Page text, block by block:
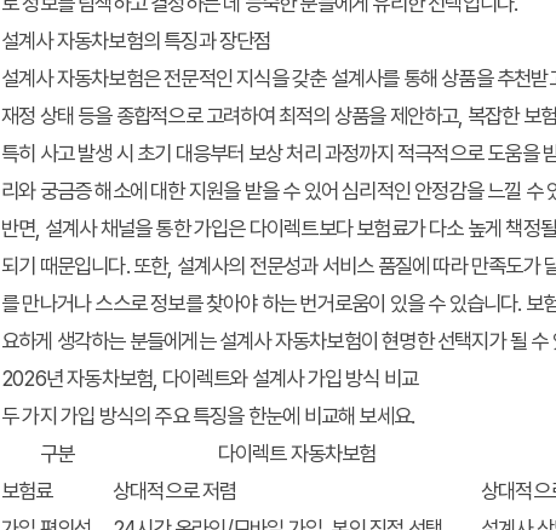
설계사 자동차보험의 특징과 장단점
설계사 자동차보험은 전문적인 지식을 갖춘 설계사를 통해 상품을 추천
재정 상태 등을 종합적으로 고려하여 최적의 상품을 제안하고, 복잡한 보
특히 사고 발생 시 초기 대응부터 보상 처리 과정까지 적극적으로 도움을
리와 궁금증 해소에 대한 지원을 받을 수 있어 심리적인 안정감을 느낄 수
반면, 설계사 채널을 통한 가입은 다이렉트보다 보험료가 다소 높게 책
되기 때문입니다. 또한, 설계사의 전문성과 서비스 품질에 따라 만족도가
를 만나거나 스스로 정보를 찾아야 하는 번거로움이 있을 수 있습니다.
요하게 생각하는 분들에게는 설계사 자동차보험이 현명한 선택지가 될 수
2026년 자동차보험, 다이렉트와 설계사 가입 방식 비교
두 가지 가입 방식의 주요 특징을 한눈에 비교해 보세요.
구분
다이렉트 자동차보험
보험료
상대적으로 저렴
상대적으